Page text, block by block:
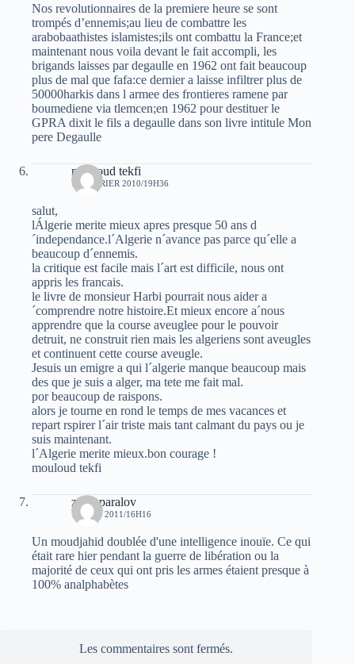
Nos revolutionnaires de la premiere heure se sont
trompés d’ennemis;au lieu de combattre les
arabobaathistes islamistes;ils ont combattu la France;et
maintenant nous voila devant le fait accompli, les
brigands laisses par degaulle en 1962 ont fait beaucoup
plus de mal que fafa:ce dernier a laisse infiltrer plus de
50000harkis dans l armee des frontieres ramene par
boumediene via tlemcen;en 1962 pour destituer le
GPRA dixit le fils a degaulle dans son livre intitule Mon
pere Degaulle
mouloud tekfi
16 FÉVRIER 2010/19H36
salut,
lÁlgerie merite mieux apres presque 50 ans d
´independance.l´Algerie n´avance pas parce qu´elle a
beaucoup d´ennemis.
la critique est facile mais l´art est difficile, nous ont
appris les francais.
le livre de monsieur Harbi pourrait nous aider a
´comprendre notre histoire.Et mieux encore a´nous
apprendre que la course aveuglee pour le pouvoir
detruit, ne construit rien mais les algeriens sont aveugles
et continuent cette course aveugle.
Jesuis un emigre a qui l´algerie manque beaucoup mais
des que je suis a alger, ma tete me fait mal.
por beaucoup de raispons.
alors je tourne en rond le temps de mes vacances et
repart rspirer l´air triste mais tant calmant du pays ou je
suis maintenant.
l´Algerie merite mieux.bon courage !
mouloud tekfi
zinouparalov
14 JUIN 2011/16H16
Un moudjahid doublée d'une intelligence inouïe. Ce qui
était rare hier pendant la guerre de libération ou la
majorité de ceux qui ont pris les armes étaient presque à
100% analphabètes
Les commentaires sont fermés.